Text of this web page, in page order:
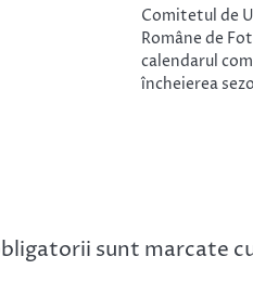
Comitetul de
Române de
calendarul
încheierea
sunt marcate